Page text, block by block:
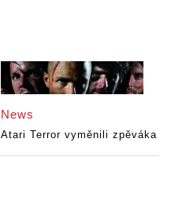
News
Atari Terror vyměnili zpěváka